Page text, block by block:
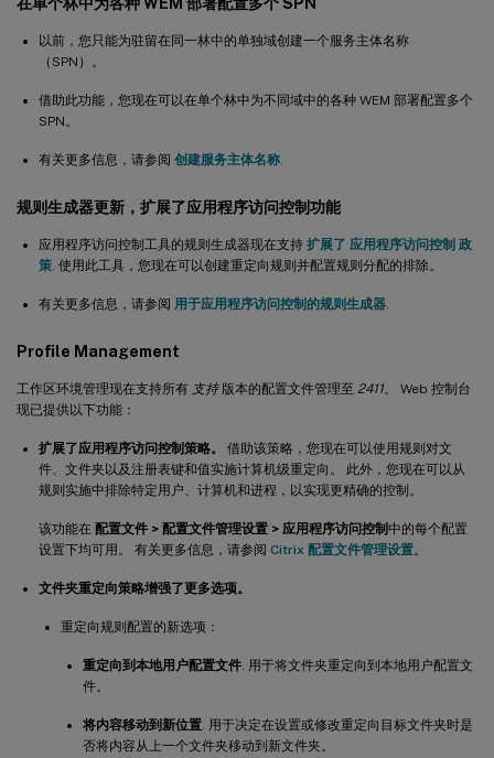
以前，您只能为驻留在同一林中的单独域创建一个服务主体名称
（SPN）。
借助此功能，您现在可以在单个林中为不同域中的各种 WEM 部署配置多个
SPN。
有关更多信息，请参阅 创建服务主体名称
规则生成器更新，扩展了应用程序访问控制功能
应用程序访问控制工具的规则生成器现在支持 扩展了 应用程序访问控制 政
策 . 使用此工具，您现在可以创建重定向规则并配置规则分配的排除。
有关更多信息，请参阅 用于应用程序访问控制的规则生成器
Profile Management
工作区环境管理现在支持所有 支持版本的配置文件管理至 2411。 Web 控制台
现已提供以下功能：
扩展了应用程序访问控制策略。
借助该策略，您现在可以使用规则对文
件、文件夹以及注册表键和值实施计算机级重定向。 此外，您现在可以从
规则实施中排除特定用户、计算机和进程，以实现更精确的控制。
该功能在 配置文件 > 配置文件管理设置 > 应用程序访问控制中的每个配置
设置下均可用。 有关更多信息，请参阅 Citrix 配置文件管理设置。
文件夹重定向策略增强了更多选项。
重定向规则配置的新选项：
重定向到本地用户配置文件 . 用于将文件夹重定向到本地用户配置文
件。
将内容移动到新位置 . 用于决定在设置或修改重定向目标文件夹时是
否将内容从上一个文件夹移动到新文件夹。